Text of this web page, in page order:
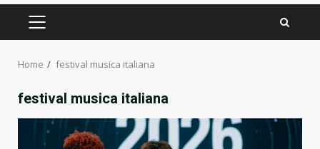
PRIMARY
Home festival musica italiana
festival musica italiana